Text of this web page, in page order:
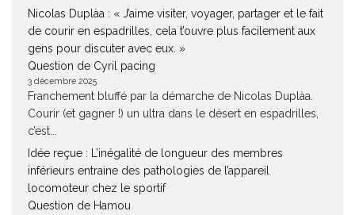
Nicolas Duplàa : « J’aime visiter, voyager, partager et le fait
de courir en espadrilles, cela t’ouvre plus facilement aux
gens pour discuter avec eux. »
Question de Cyril pacing
3 décembre 2025
Franchement bluffé par la démarche de Nicolas Duplàa.
Courir (et gagner !) un ultra dans le désert en espadrilles,
c’est...
Idée reçue : L’inégalité de longueur des membres
inférieurs entraine des pathologies de l’appareil
locomoteur chez le sportif
Question de Hamou